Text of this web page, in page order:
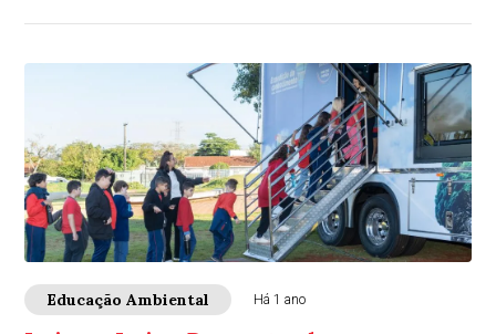
Educação Ambiental Há 1 ano